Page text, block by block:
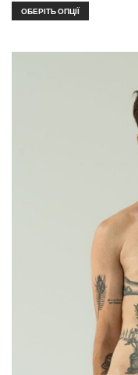
ОБЕРІТЬ ОПЦІЇ